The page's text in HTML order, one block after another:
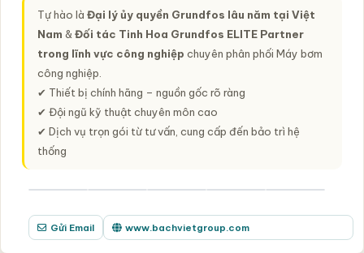
Tự hào là Đại lý ủy quyền Grundfos lâu năm tại Việt
Nam &Đối tác Tinh Hoa Grundfos ELITE Partner
trong lĩnh vực công nghiệp chuyên phân phối Máy bơm
công nghiệp.
✔ Thiết bị chính hãng – nguồn gốc rõ ràng
✔ Đội ngũ kỹ thuật chuyên môn cao
✔ Dịch vụ trọn gói từ tư vấn, cung cấp đến bảo trì hệ
thống
Gửi Email www.bachvietgroup.com